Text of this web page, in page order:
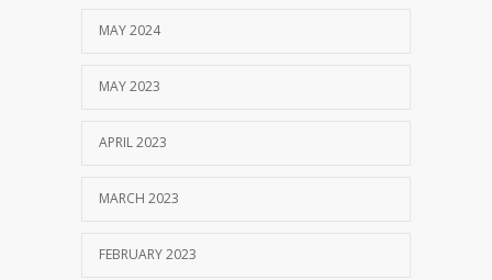
MAY 2024
MAY 2023
APRIL 2023
MARCH 2023
FEBRUARY 2023